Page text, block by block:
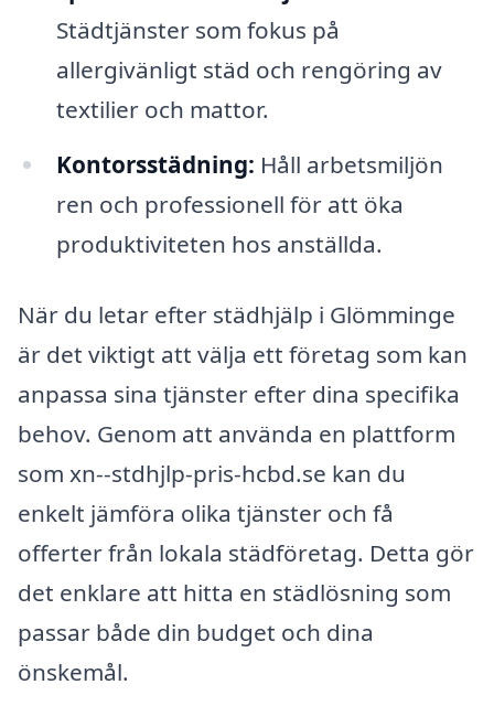
Städtjänster som fokus på
allergivänligt städ och rengöring av
textilier och mattor.
Kontorsstädning: Håll arbetsmiljön
ren och professionell för att öka
produktiviteten hos anställda.
När du letar efter städhjälp i Glömminge
är det viktigt att välja ett företag som kan
anpassa sina tjänster efter dina specifika
behov. Genom att använda en plattform
som xn--stdhjlp-pris-hcbd.se kan du
enkelt jämföra olika tjänster och få
offerter från lokala städföretag. Detta gör
det enklare att hitta en städlösning som
passar både din budget och dina
önskemål.